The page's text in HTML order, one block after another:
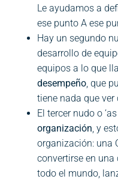
Le ayudamos a
ese punto A ese
Hay un segundo
desarrollo de
equipos a lo que
desempeño, que
tiene nada que
El tercer nudo o
organización, y
organización: una
convertirse en
todo el mundo,